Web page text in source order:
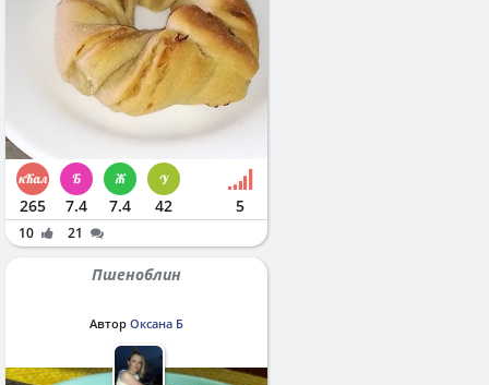
265 7.4 7.4 42 5
10 21
Пшеноблин
Автор Оксана Б